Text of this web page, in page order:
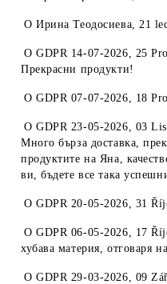
OИрина Теодосиева,21
OGDPR 14-07-2026, 25
Прекрасни продукти!
OGDPR 07-07-2026, 18
OGDPR 23-05-2026, 03
Много бърза доставка,
продуктите на Яна,
ви, бъдете все така
OGDPR 20-05-2026, 31
OGDPR 06-05-2026, 17
хубава материя, отговаря
OGDPR 29-03-2026, 09